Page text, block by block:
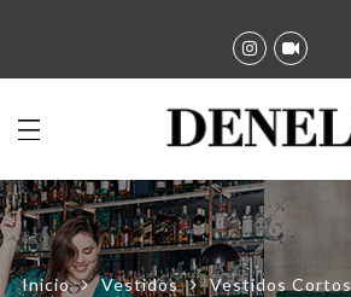
Inicio Vestidos Vestidos Cortos